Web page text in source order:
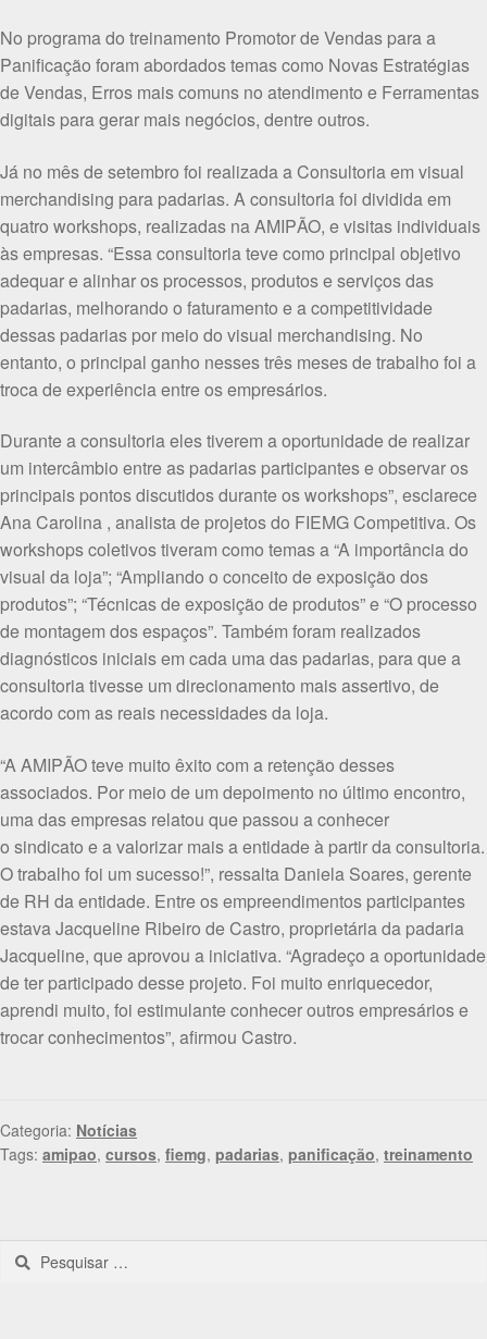
No programa do treinamento Promotor de Vendas para a
Panificação foram abordados temas como Novas Estratégias
de Vendas, Erros mais comuns no atendimento e Ferramentas
digitais para gerar mais negócios, dentre outros.
Já no mês de setembro foi realizada a Consultoria em visual
merchandising para padarias. A consultoria foi dividida em
quatro workshops, realizadas na AMIPÃO, e visitas individuais
às empresas. “Essa consultoria teve como principal objetivo
adequar e alinhar os processos, produtos e serviços das
padarias, melhorando o faturamento e a competitividade
dessas padarias por meio do visual merchandising. No
entanto, o principal ganho nesses três meses de trabalho foi a
troca de experiência entre os empresários.
Durante a consultoria eles tiverem a oportunidade de realizar
um intercâmbio entre as padarias participantes e observar os
principais pontos discutidos durante os workshops”, esclarece
Ana Carolina , analista de projetos do FIEMG Competitiva. Os
workshops coletivos tiveram como temas a “A importância do
visual da loja”; “Ampliando o conceito de exposição dos
produtos”; “Técnicas de exposição de produtos” e “O processo
de montagem dos espaços”. Também foram realizados
diagnósticos iniciais em cada uma das padarias, para que a
consultoria tivesse um direcionamento mais assertivo, de
acordo com as reais necessidades da loja.
“A AMIPÃO teve muito êxito com a retenção desses
associados. Por meio de um depoimento no último encontro,
uma das empresas relatou que passou a conhecer
o sindicato e a valorizar mais a entidade à partir da consultoria.
O trabalho foi um sucesso!”, ressalta Daniela Soares, gerente
de RH da entidade. Entre os empreendimentos participantes
estava Jacqueline Ribeiro de Castro, proprietária da padaria
Jacqueline, que aprovou a iniciativa. “Agradeço a oportunidade
de ter participado desse projeto. Foi muito enriquecedor,
aprendi muito, foi estimulante conhecer outros empresários e
trocar conhecimentos”, afirmou Castro.
Categoria: Notícias
Tags: amipao, cursos, fiemg, padarias, panificação, treinamento